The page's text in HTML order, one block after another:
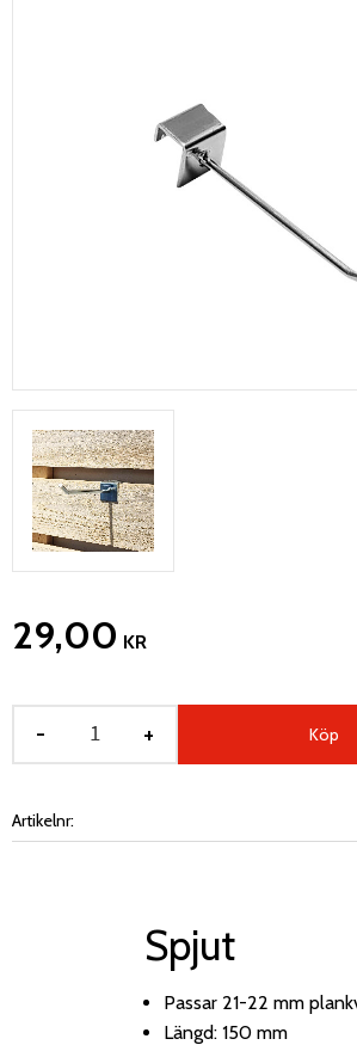
29,00 KR
+
- Köp
Artikelnr
Spjut
Passar 21-22 mm
Längd: 150 mm